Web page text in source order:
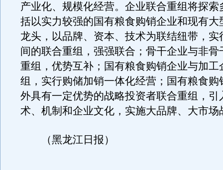
产业化、规模化经营。企业联合重组将探索
括以实力较强的国有粮食购销企业和现有大
龙头，以品牌、资本、技术为联结纽带，实
间的联合重组，强强联合；骨干企业与非骨
重组，优势互补；国有粮食购销企业与加工
组，实行购储加销一体化经营；国有粮食购
外具有一定优势的战略投资者联合重组，引
术、机制和企业文化，实施大品牌、大市场
（黑龙江日报）